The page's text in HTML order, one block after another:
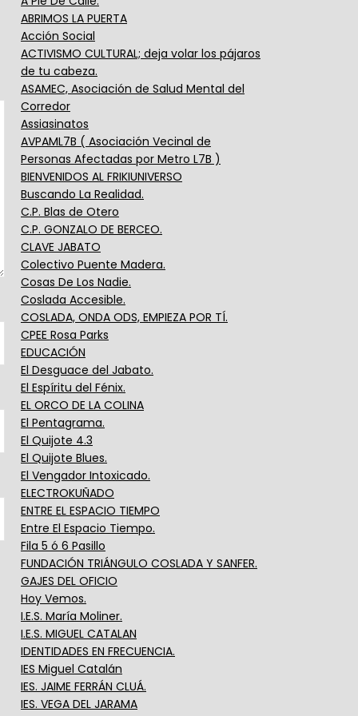
ABRIMOS LA PUERTA
Acción Social
ACTIVISMO CULTURAL; deja volar los pájaros
de tu cabeza.
ASAMEC, Asociación de Salud Mental del
Corredor
Assiasinatos
AVPAML7B ( Asociación Vecinal de
Personas Afectadas por Metro L7B )
BIENVENIDOS AL FRIKIUNIVERSO
Buscando La Realidad.
C.P. Blas de Otero
C.P. GONZALO DE BERCEO.
CLAVE JABATO
Colectivo Puente Madera.
Cosas De Los Nadie.
Coslada Accesible.
COSLADA, ONDA ODS, EMPIEZA POR TÍ.
CPEE Rosa Parks
EDUCACIÓN
El Desguace del Jabato.
El Espíritu del Fénix.
EL ORCO DE LA COLINA
El Pentagrama.
El Quijote 4.3
El Quijote Blues.
El Vengador Intoxicado.
ELECTROKUÑADO
ENTRE EL ESPACIO TIEMPO
Entre El Espacio Tiempo.
Fila 5 ó 6 Pasillo
FUNDACIÓN TRIÁNGULO COSLADA Y SANFER.
GAJES DEL OFICIO
Hoy Vemos.
I.E.S. María Moliner.
I.E.S. MIGUEL CATALAN
IDENTIDADES EN FRECUENCIA.
IES Miguel Catalán
IES. JAIME FERRÁN CLUÁ.
IES. VEGA DEL JARAMA